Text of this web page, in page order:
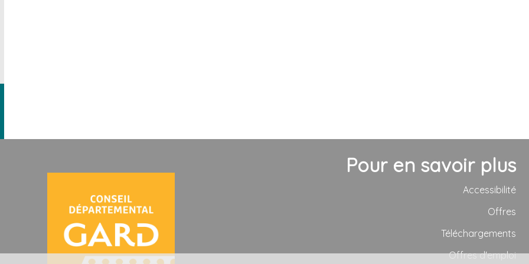
Pour en savoir plus
Accessibilité
Offres
Téléchargements
Offres d'emploi